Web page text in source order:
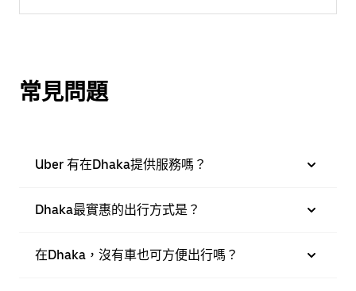
常見問題
Uber 有在Dhaka提供服務嗎？
Dhaka最實惠的出行方式是？
在Dhaka，沒有車也可方便出行嗎？